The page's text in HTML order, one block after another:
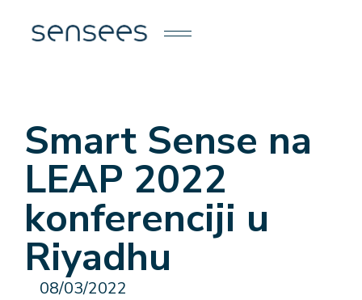
Smart Sense na
LEAP 2022
konferenciji u
Riyadhu
08/03/2022